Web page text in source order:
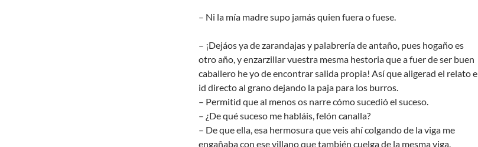
– Ni la mía madre supo jamás quien fuera o fuese.
– ¡Dejáos ya de zarandajas y palabrería de antaño, pues hogaño es
otro año, y enzarzillar vuestra mesma hestoria que a fuer de ser buen
caballero he yo de encontrar salida propia! Así que aligerad el relato e
id directo al grano dejando la paja para los burros.
– Permitid que al menos os narre cómo sucedió el suceso.
– ¿De qué suceso me habláis, felón canalla?
– De que ella, esa hermosura que veis ahí colgando de la viga me
engañaba con ese villano que también cuelga de la mesma viga.